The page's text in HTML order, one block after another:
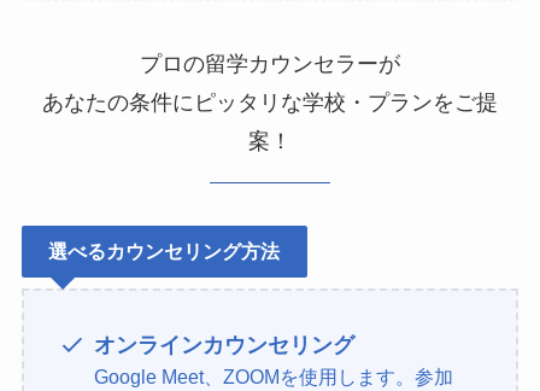
プロの留学カウンセラーが
あなたの条件にピッタリな学校・プランをご提
案！
選べるカウンセリング方法
オンラインカウンセリング
Google Meet、ZOOMを使用します。参加